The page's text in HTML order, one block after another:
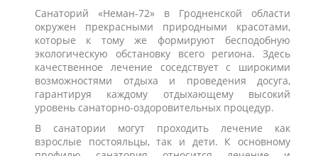
Санаторий «Неман-72» в Гродненской области
окружен прекрасными природными красотами,
которые к тому же формируют бесподобную
экологическую обстановку всего региона. Здесь
качественное лечение соседствует с широкими
возможностями отдыха и проведения досуга,
гарантируя каждому отдыхающему высокий
уровень санаторно-оздоровительных процедур.
В санатории могут проходить лечение как
взрослые постояльцы, так и дети. К основному